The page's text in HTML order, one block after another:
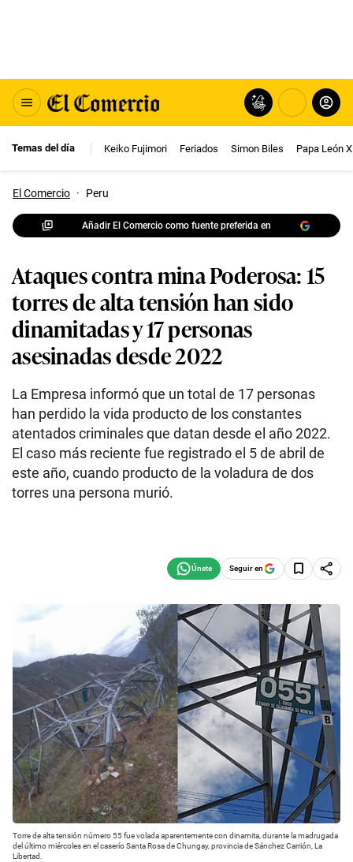
Temas del día Keiko Fujimori Feriados Simon Biles Papa León
El Comercio · Peru
Añadir El Comercio como fuente preferida en
Ataques contra mina Poderosa: 15
torres de alta tensión han sido
dinamitadas y 17 personas
asesinadas desde 2022
La Empresa informó que un total de 17 personas
han perdido la vida producto de los constantes
atentados criminales que datan desde el año 2022.
El caso más reciente fue registrado el 5 de abril de
este año, cuando producto de la voladura de dos
torres una persona murió.
Seguir en
Torre de alta tensión número 55 fue volada aparentemente con dinamita, durante la madrugada
del último miércoles en el caserío Santa Rosa de Chungay, provincia de Sánchez Carrión, La
Libertad.